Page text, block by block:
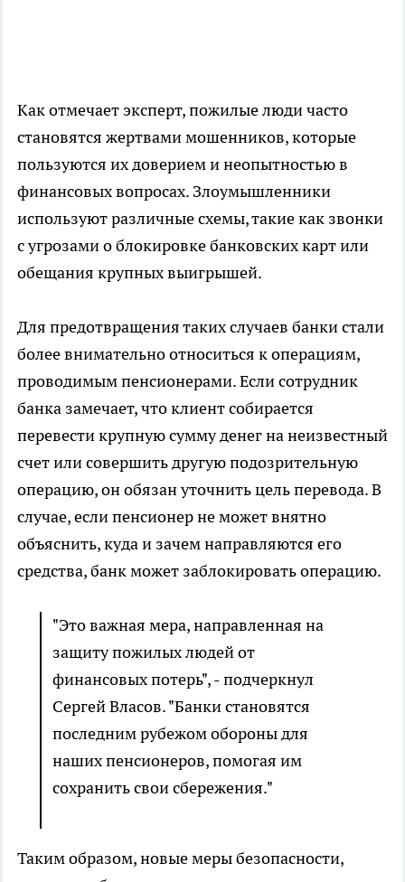
Как отмечает эксперт, пожилые люди часто
становятся жертвами мошенников, которые
пользуются их доверием и неопытностью в
финансовых вопросах. Злоумышленники
используют различные схемы, такие как звонки
с угрозами о блокировке банковских карт или
обещания крупных выигрышей.
Для предотвращения таких случаев банки стали
более внимательно относиться к операциям,
проводимым пенсионерами. Если сотрудник
банка замечает, что клиент собирается
перевести крупную сумму денег на неизвестный
счет или совершить другую подозрительную
операцию, он обязан уточнить цель перевода. В
случае, если пенсионер не может внятно
объяснить, куда и зачем направляются его
средства, банк может заблокировать операцию.
"Это важная мера, направленная на
защиту пожилых людей от
финансовых потерь", - подчеркнул
Сергей Власов. "Банки становятся
последним рубежом обороны для
наших пенсионеров, помогая им
сохранить свои сбережения."
Таким образом, новые меры безопасности,